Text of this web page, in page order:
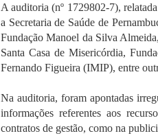
A auditoria (nº 1729802-7),
a Secretaria de Saúde de
Fundação Manoel da Silva
Santa Casa de Misericórdia,
Fernando Figueira (IMIP), entre
Na auditoria, foram apontadas
informações referentes aos
contratos de gestão, como na